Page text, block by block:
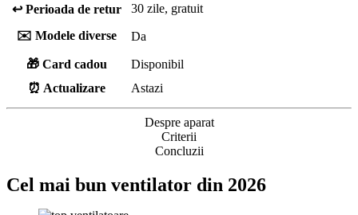
↩️ Perioada de retur
30 zile, gratuit
✉️ Modele diverse
Da
🎁 Card cadou
Disponibil
⏰ Actualizare
Astazi
Despre aparat
Criterii
Concluzii
Cel mai bun ventilator din 2026